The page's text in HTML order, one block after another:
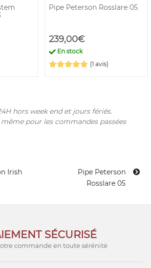
Pipe Peterson Rosslare 05
239,00€
En stock
(1 avis)
hors week end et jours fériés.
pour les commandes passées
Irish
Pipe Peterson
Rosslare 05
SÉCURISÉ
commande en toute sérénité